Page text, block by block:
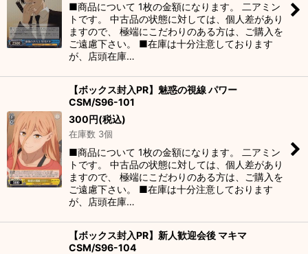
■商品について 1枚の金額になります。 二アミン
トです。 中古品の状態に対しては、個人差があり
ますので、 極端にこだわりのある方は、ご購入を
ご遠慮下さい。 ■在庫は十分注意しております
が、店頭在庫…
【ボックス封入PR】魅惑の視線 パワー
CSM/S96-101
300円(税込)
在庫数 3個
■商品について 1枚の金額になります。 二アミン
トです。 中古品の状態に対しては、個人差があり
ますので、 極端にこだわりのある方は、ご購入を
ご遠慮下さい。 ■在庫は十分注意しております
が、店頭在庫…
【ボックス封入PR】新人歓迎会後 マキマ
CSM/S96-104